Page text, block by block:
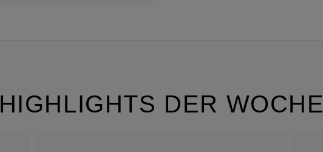
HIGHLIGHTS DER WOCHE